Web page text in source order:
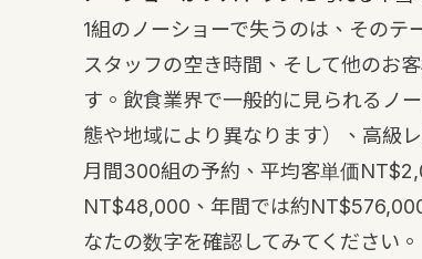
1組のノーショーで失うのは、そのテ
スタッフの空き時間、そして他のお
す。飲食業界で一般的に見られるノ
態や地域により異なります）、高級
月間300組の予約、平均客単価
NT$48,000、年間では約
なたの数字を確認してみてください。